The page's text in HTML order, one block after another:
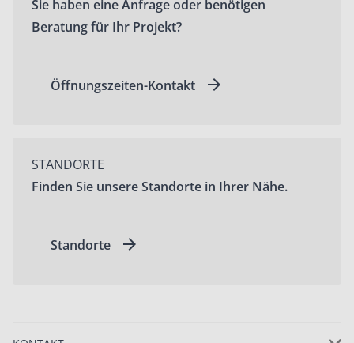
Sie haben eine Anfrage oder benötigen
Beratung für Ihr Projekt?
Öffnungszeiten-Kontakt
STANDORTE
Finden Sie unsere Standorte in Ihrer Nähe.
Standorte